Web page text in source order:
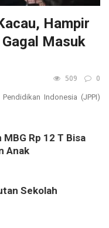
Hampir
Masuk
509 0
Indonesia (JPPI)
Rp 12 T Bisa
Anak
Sekolah